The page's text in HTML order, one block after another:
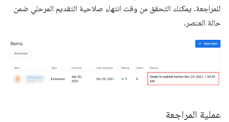
للمراجعة. يمكنك التحقق من وقت انتهاء صلاحية التقديم المرحلي ضمن
حالة العنصر.
عملية المراجعة